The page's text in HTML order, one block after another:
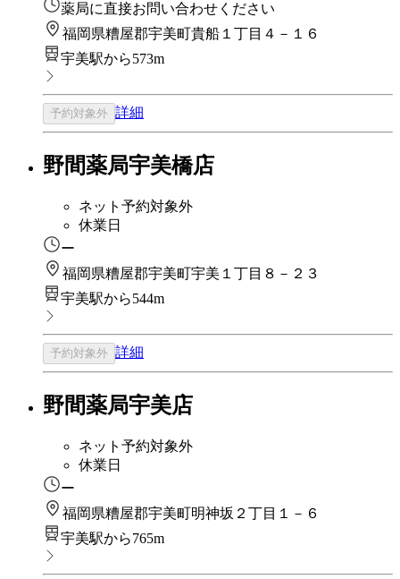
薬局に直接お問い合わせください
福岡県糟屋郡宇美町貴船１丁目４－１６
宇美駅から573m
予約対象外 詳細
野間薬局宇美橋店
ネット予約対象外
休業日
ー
福岡県糟屋郡宇美町宇美１丁目８－２３
宇美駅から544m
予約対象外 詳細
野間薬局宇美店
ネット予約対象外
休業日
ー
福岡県糟屋郡宇美町明神坂２丁目１－６
宇美駅から765m